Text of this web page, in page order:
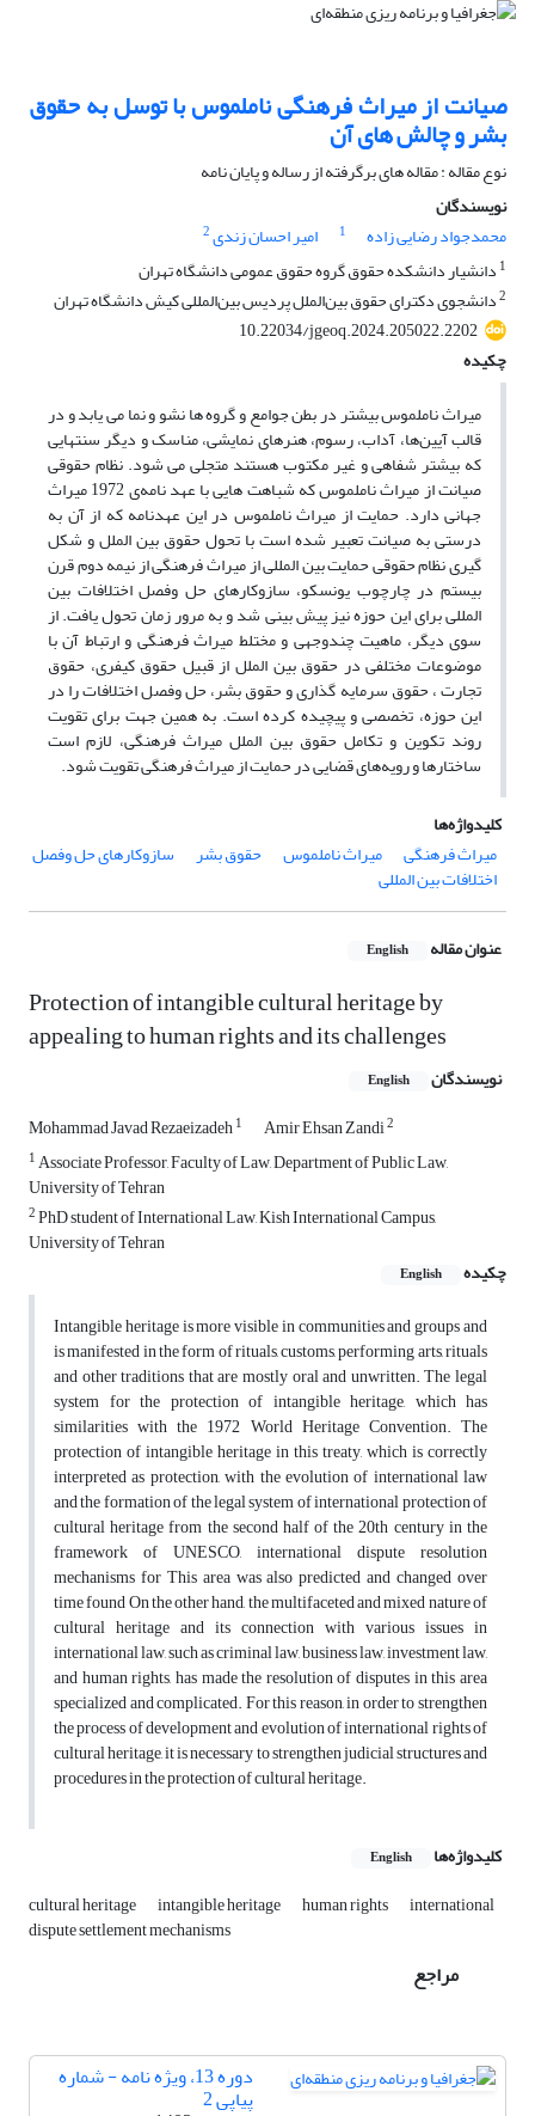
صیانت از میراث فرهنگی ناملموس با توسل به حقوق
بشر و چالش های آن
نوع مقاله : مقاله های برگرفته از رساله و پایان نامه
نویسندگان
محمدجواد رضایی زاده
1 امیر احسان زندی2
1 دانشیار دانشکده حقوق گروه حقوق عمومی دانشگاه تهران
2دانشجوی دکترای حقوق بین‌الملل پردیس بین‌المللی کیش دانشگاه تهران
10.22034/jgeoq.2024.205022.2202
چکیده
میراث ناملموس بیشتر در بطن جوامع و گروه ها نشو و نما می یابد و در
قالب آیین‌ها، آداب، رسوم، هنرهای نمایشی، مناسک و دیگر سنتهایی
که بیشتر شفاهی و غیر مکتوب هستند متجلی می شود. نظام حقوقی
صیانت از میراث ناملموس که شباهت هایی با عهد نامه‌ی 1972 میراث
جهانی دارد. حمایت از میراث ناملموس در این عهدنامه که از آن به
درستی به صیانت تعبیر شده است با تحول حقوق بین الملل و شکل‌
گیری نظام حقوقی حمایت‌ بین‌ المللی از میراث فرهنگی از نیمه دوم قرن
بیستم در چارچوب یونسکو، سازوکارهای حل وفصل اختلافات بین
المللی برای این حوزه نیز پیش بینی شد و به مرور زمان تحول یافت. از
سوی دیگر، ماهیت چندوجهی و مختلط میراث فرهنگی و ارتباط آن با
موضوعات مختلفی در حقوق بین الملل از قبیل حقوق کیفری، حقوق
تجارت ، حقوق‌ سرمایه‌ گذاری و حقوق بشر، حل وفصل اختلافات را در
این حوزه‌، تخصصی و پیچیده کرده است. به همین جهت برای تقویت
روند تکوین و تکامل حقوق بین الملل میراث فرهنگی، لازم است‌
ساختارها‌ و رویه‌های قضایی در حمایت از میراث فرهنگی تقویت شود.
کلیدواژه‌ها
میراث فرهنگی
میراث ناملموس حقوق بشر سازوکارهای حل وفصل
اختلافات بین المللی
عنوان مقاله English
Protection of intangible cultural heritage by
appealing to human rights and its challenges
نویسندگان English
Mohammad Javad Rezaeizadeh1 Amir Ehsan Zandi2
1Associate Professor, Faculty of Law, Department of Public Law,
University of Tehran
2PhD student of International Law, Kish International Campus,
University of Tehran
چکیده
English
Intangible heritage is more visible in communities and groups and
is manifested in the form of rituals, customs, performing arts, rituals
and other traditions that are mostly oral and unwritten. The legal
system for the protection of intangible heritage, which has
similarities with the 1972 World Heritage Convention. The
protection of intangible heritage in this treaty, which is correctly
interpreted as protection, with the evolution of international law
and the formation of the legal system of international protection of
cultural heritage from the second half of the 20th century in the
framework of UNESCO, international dispute resolution
mechanisms for This area was also predicted and changed over
time found On the other hand, the multifaceted and mixed nature of
cultural heritage and its connection with various issues in
international law, such as criminal law, business law, investment law,
and human rights, has made the resolution of disputes in this area
specialized and complicated. For this reason, in order to strengthen
the process of development and evolution of international rights of
cultural heritage, it is necessary to strengthen judicial structures and
procedures in the protection of cultural heritage.
کلیدواژه‌ها English
cultural heritage intangible heritage human rights international
dispute settlement mechanisms
مراجع
دوره 13، ویژه نامه - شماره
پیاپی 2